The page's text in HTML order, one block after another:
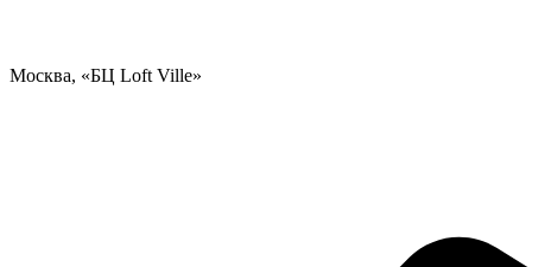
Москва, «БЦ Loft Ville»